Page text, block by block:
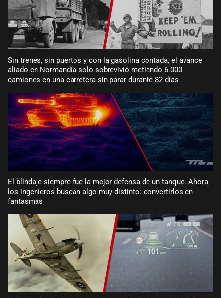
Sin trenes, sin puertos y con la gasolina contada, el avance
aliado en Normandía solo sobrevivió metiendo 6.000
camiones en una carretera sin parar durante 82 días
El blindaje siempre fue la mejor defensa de un tanque. Ahora
los ingenieros buscan algo muy distinto: convertirlos en
fantasmas